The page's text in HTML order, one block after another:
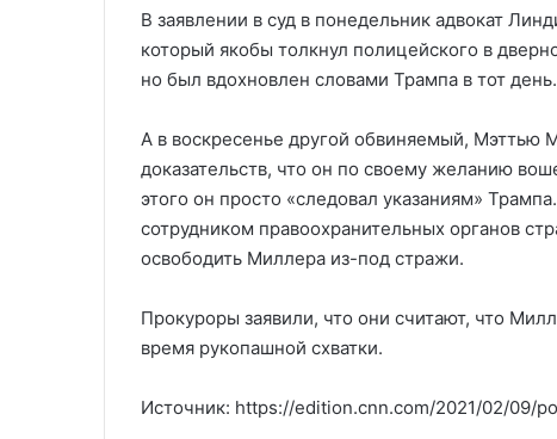
В заявлении в суд в понедельник адвокат
который якобы толкнул полицейского в
но был вдохновлен словами Трампа в тот день.
А в воскресенье другой обвиняемый, Мэттью
доказательств, что он по своему желанию
этого он просто «следовал указаниям»
сотрудником правоохранительных органов
освободить Миллера из-под стражи.
Прокуроры заявили, что они считают, что
время рукопашной схватки.
Источник: https://edition.cnn.com/2021/02/09/